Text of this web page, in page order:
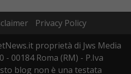
Privacy Policy
proprietà di Jws Media
- 00184 Roma (RM) - P.Iva
blog non è una testata